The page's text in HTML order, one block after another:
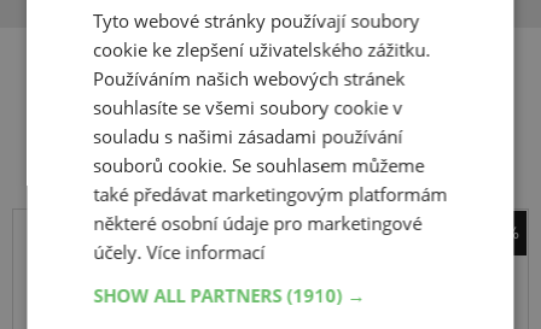
Související produkty
-46%
Pirelli
Diablo Rosso IV
Tyto webové stránky používají soubory
cookie ke zlepšení uživatelského zážitku.
Používáním našich webových stránek
souhlasíte se všemi soubory cookie v
souladu s našimi zásadami používání
souborů cookie. Se souhlasem můžeme
také předávat marketingovým platformám
některé osobní údaje pro marketingové
účely.Více informací
SHOW ALL PARTNERS(1910) →